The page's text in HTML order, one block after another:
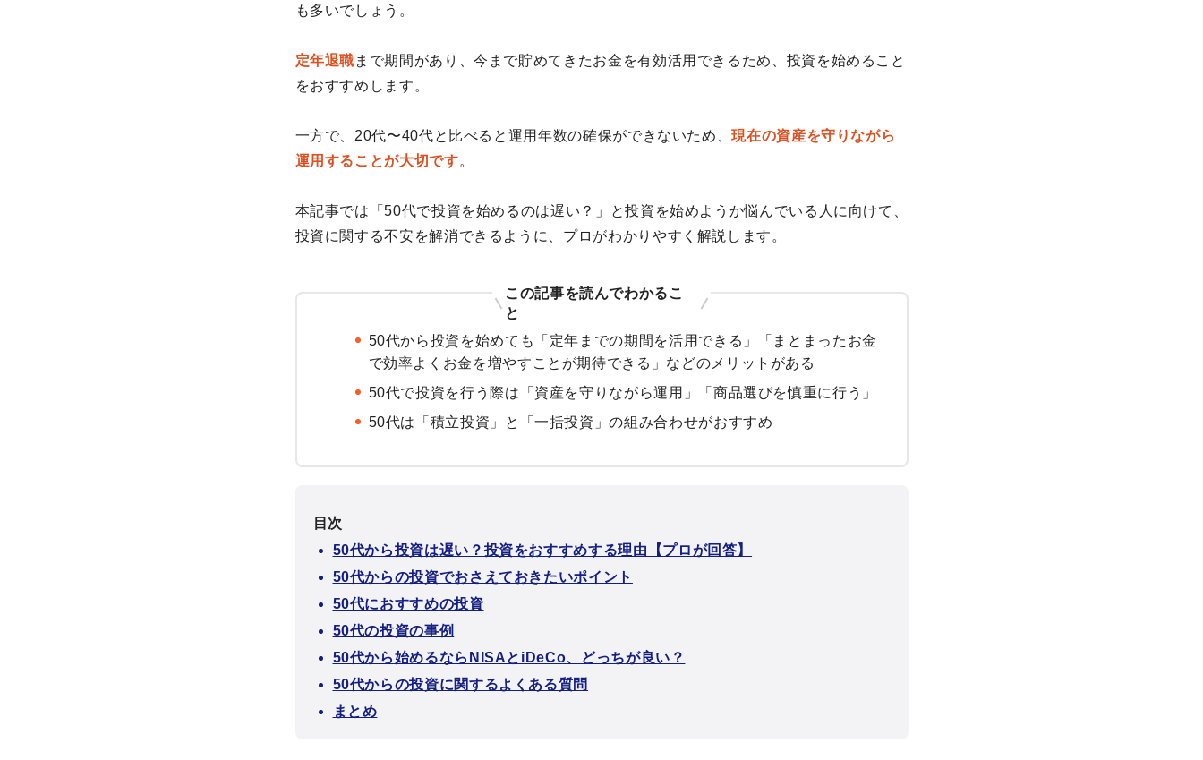
も多いでしょう。
定年退職 まで期間があり、今まで貯めてきたお金を有効活用できるため、投資を始めること
をおすすめします。
一方で、20代〜40代と比べると運用年数の確保ができないため、現在の資産を守りながら
運用することが大切です。
本記事では「50代で投資を始めるのは遅い？」と投資を始めようか悩んでいる人に向けて、
投資に関する不安を解消できるように、プロがわかりやすく解説します。
この記事を読んでわかるこ
と
50代から投資を始めても「定年までの期間を活用できる」「まとまったお金
で効率よくお金を増やすことが期待できる」などのメリットがある
50代で投資を行う際は「資産を守りながら運用」「商品選びを慎重に行う」
50代は「積立投資」と「一括投資」の組み合わせがおすすめ
目次
50代から投資は遅い？投資をおすすめする理由【プロが回答】
50代からの投資でおさえておきたいポイント
50代におすすめの投資
50代の投資の事例
50代から始めるならNISAとiDeCo、どっちが良い？
50代からの投資に関するよくある質問
まとめ